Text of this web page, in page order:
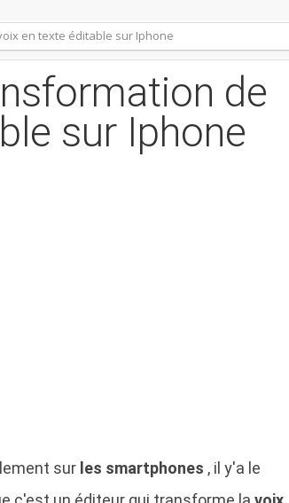
en texte éditable sur Iphone
de
sur Iphone
sur les smartphones , il y'a le